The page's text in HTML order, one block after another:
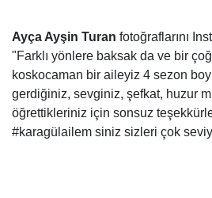
Ayça Ayşin Turan fotoğraflarını
"Farklı yönlere baksak da ve bir
koskocaman bir aileyiz️ 4 sezon
gerdiğiniz, sevginiz, şefkat, huzur
öğrettikleriniz için sonsuz
#karagülailem siniz sizleri çok